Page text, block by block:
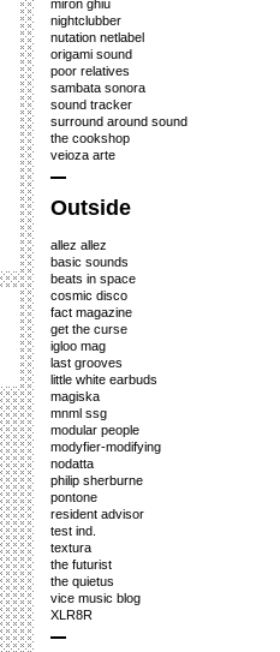
miron ghiu
nightclubber
nutation netlabel
origami sound
poor relatives
sambata sonora
sound tracker
surround around sound
the cookshop
veioza arte
Outside
allez allez
basic sounds
beats in space
cosmic disco
fact magazine
get the curse
igloo mag
last grooves
little white earbuds
magiska
mnml ssg
modular people
modyfier-modifying
nodatta
philip sherburne
pontone
resident advisor
test ind.
textura
the futurist
the quietus
vice music blog
XLR8R